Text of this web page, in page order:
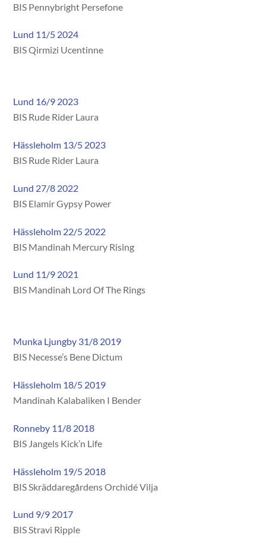
BIS Pennybright Persefone
Lund 11/5 2024
BIS Qirmizi Ucentinne
Lund 16/9 2023
BIS Rude Rider Laura
Hässleholm 13/5 2023
BIS Rude Rider Laura
Lund 27/8 2022
BIS Elamir Gypsy Power
Hässleholm 22/5 2022
BIS Mandinah Mercury Rising
Lund 11/9 2021
BIS Mandinah Lord Of The Rings
Munka Ljungby 31/8 2019
BIS Necesse’s Bene Dictum
Hässleholm 18/5 2019
Mandinah Kalabaliken I Bender
Ronneby 11/8 2018
BIS Jangels Kick’n Life
Hässleholm 19/5 2018
BIS Skräddaregårdens Orchidé Vilja
Lund 9/9 2017
BIS Stravi Ripple